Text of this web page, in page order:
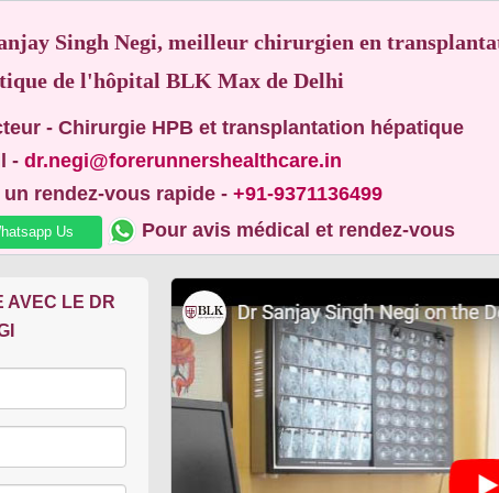
Singh Negi, meilleur chirurgien en
de l'hôpital BLK Max de Delhi
- Chirurgie HPB et transplantation hépatique
- dr.negi@forerunnershealthcare.in
un rendez-vous rapide - +91-9371136499
Us Pour avis médical et rendez-vous
AVEC LE DR